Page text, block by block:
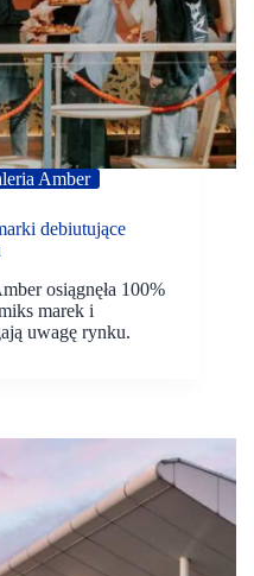
Amber
debiutujące
osiągnęła 100%
marek i
uwagę rynku.